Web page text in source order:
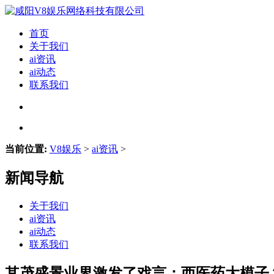
首页
关于我们
ai资讯
ai动态
联系我们
当前位置: V8娱乐 > ai资讯 >
新闻导航
关于我们
ai资讯
ai动态
联系我们